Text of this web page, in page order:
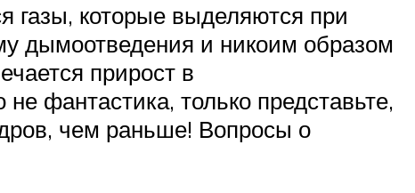
газы, которые выделяются при
дымоотведения и никоим образом
прирост в
фантастика, только представьте,
чем раньше! Вопросы о